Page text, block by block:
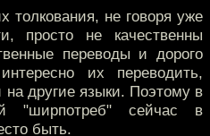
толкования, не говоря уже
просто не качественны
переводы и дорого
их переводить,
другие языки. Поэтому в
"ширпотреб" сейчас в
быть.